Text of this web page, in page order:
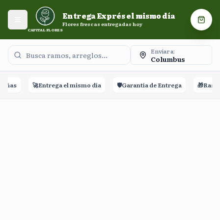
Entrega Exprés el mismo día. Flores frescas entregadas
Abrir menú
CAPITAL FLORES
Entrega Exprés el mismo día
Flores frescas entregadas hoy
Enviar a:
Columbus
🚀Entrega el mismo día 🛡️Garantía de Entrega 🎁